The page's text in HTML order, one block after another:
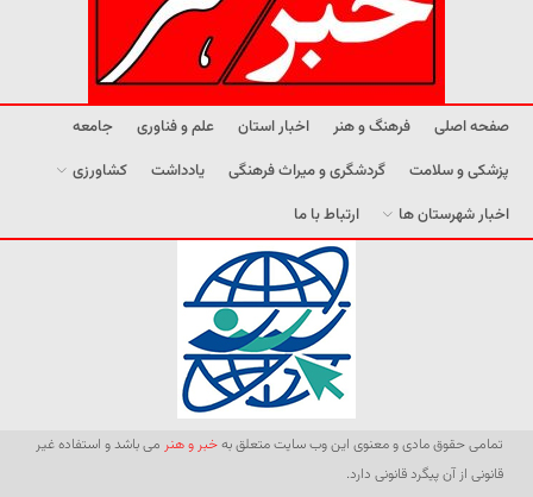
صفحه اصلی فرهنگ و هنر اخبار استان علم و فناوری
جامعه
پزشکی و سلامت
گردشگری و میراث فرهنگی یادداشت
کشاورزی
اخبار شهرستان ها
ارتباط با ما
تمامی حقوق مادی و معنوی این وب سایت متعلق بهخبر و هنر می باشد و استفاده غیر
قانونی از آن پیگرد قانونی دارد.